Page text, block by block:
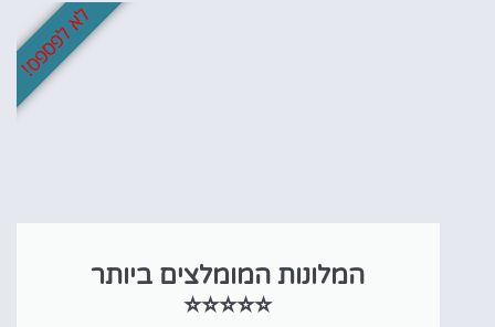
המלונות המומלצים ביותר
⭐⭐⭐⭐⭐
לא לפספס!